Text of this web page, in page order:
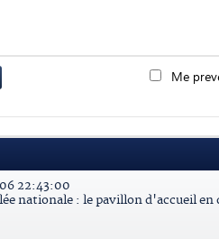
Me
22:43:00
nationale : le pavillon d'accueil en